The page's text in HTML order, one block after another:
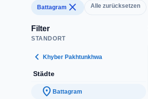
Battagram close Alle zurücksetzen
Filter
STANDORT
chevron_left Khyber Pakhtunkhwa
Städte
location_on Battagram